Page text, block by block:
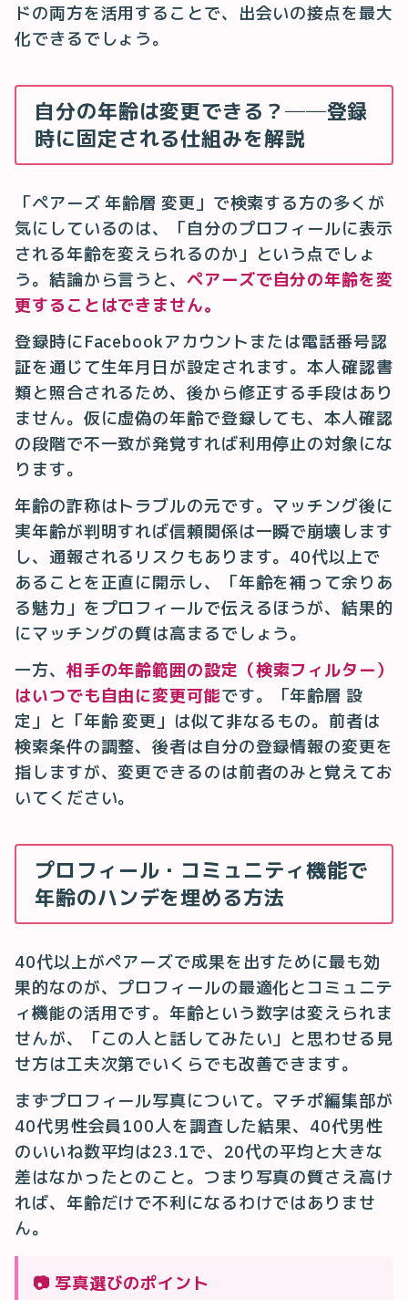
ドの両方を活用することで、出会いの接点を最大
化できるでしょう。
自分の年齢は変更できる？──登録
時に固定される仕組みを解説
「ペアーズ 年齢層 変更」で検索する方の多くが
気にしているのは、「自分のプロフィールに表示
される年齢を変えられるのか」という点でしょ
う。結論から言うと、 ペアーズで自分の年齢を変
更することはできません。
登録時にFacebookアカウントまたは電話番号認
証を通じて生年月日が設定されます。本人確認書
類と照合されるため、後から修正する手段はあり
ません。仮に虚偽の年齢で登録しても、本人確認
の段階で不一致が発覚すれば利用停止の対象にな
ります。
年齢の詐称はトラブルの元です。マッチング後に
実年齢が判明すれば信頼関係は一瞬で崩壊します
し、通報されるリスクもあります。40代以上で
あることを正直に開示し、「年齢を補って余りあ
る魅力」をプロフィールで伝えるほうが、結果的
にマッチングの質は高まるでしょう。
一方、 相手の年齢範囲の設定（検索フィルター）
はいつでも自由に変更可能です。「年齢層 設
定」と「年齢 変更」は似て非なるもの。前者は
検索条件の調整、後者は自分の登録情報の変更を
指しますが、変更できるのは前者のみと覚えてお
いてください。
プロフィール・コミュニティ機能で
年齢のハンデを埋める方法
40代以上がペアーズで成果を出すために最も効
果的なのが、プロフィールの最適化とコミュニテ
ィ機能の活用です。年齢という数字は変えられま
せんが、「この人と話してみたい」と思わせる見
せ方は工夫次第でいくらでも改善できます。
まずプロフィール写真について。マチポ編集部が
40代男性会員100人を調査した結果、40代男性
のいいね数平均は23.1で、20代の平均と大きな
差はなかったとのこと。つまり写真の質さえ高け
れば、年齢だけで不利になるわけではありませ
ん。
📷 写真選びのポイント